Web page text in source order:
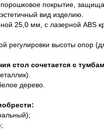
порошковое покрытие,
вид изделию.
25,0 мм, с лазерной ABS
регулировки высоты опор
стол сочетается с
дерево.